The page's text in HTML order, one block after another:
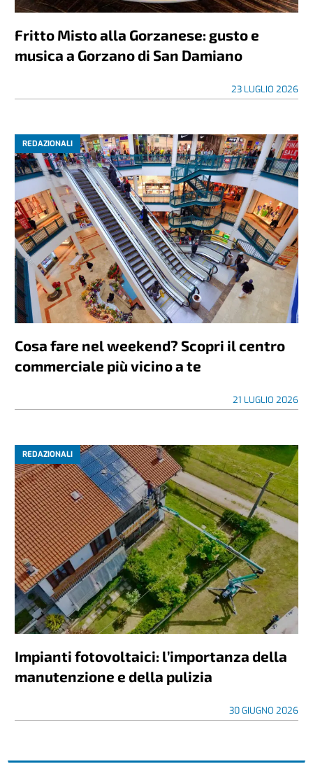
Fritto Misto alla Gorzanese: gusto e
musica a Gorzano di San Damiano
23 LUGLIO 2026
REDAZIONALI
Cosa fare nel weekend? Scopri il centro
commerciale più vicino a te
21 LUGLIO 2026
REDAZIONALI
Impianti fotovoltaici: l’importanza della
manutenzione e della pulizia
30 GIUGNO 2026